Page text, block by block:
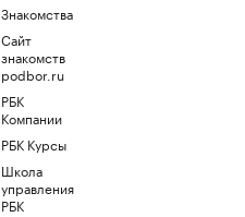
Знакомства
Сайт
знакомств
podbor.ru
РБК
Компании
РБК Курсы
Школа
управления
РБК